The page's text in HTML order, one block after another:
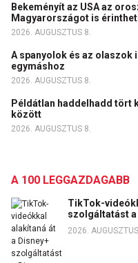
Bekeményít az USA az
Magyarországot is
2026. AUGUSZTUS 8.
A spanyolok és az olaszok
egymáshoz
2026. AUGUSZTUS 8.
Példátlan haddelhadd tört
között
2026. AUGUSZTUS 8.
A 100 LEGGAZDAGABB
TikTok-
szolgáltatást a
2026.